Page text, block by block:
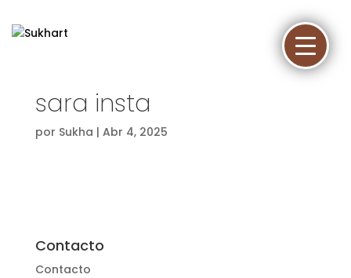
sara insta
por Sukha | Abr 4, 2025
Contacto
Contacto